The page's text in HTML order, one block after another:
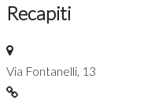
Recapiti
Via Fontanelli, 13